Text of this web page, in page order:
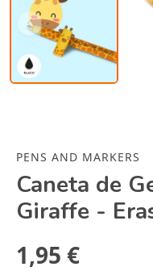
PENS AND MARKERS
Caneta de
Giraffe -
1,95 €